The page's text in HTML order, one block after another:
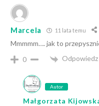
Marcela 11 lata temu
Mmmmm…. jak to
0
Odpowiedz
Autor
Małgorzata